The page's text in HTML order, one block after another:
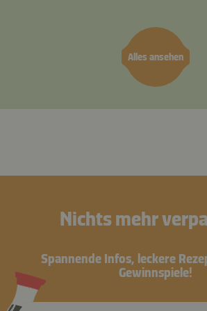
Alles ansehen
Nichts mehr
Spannende Infos, leckere
Gewinnspiele!